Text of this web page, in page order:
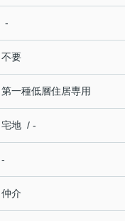
-
不要
第一種低層住居専用
宅地 / -
-
仲介